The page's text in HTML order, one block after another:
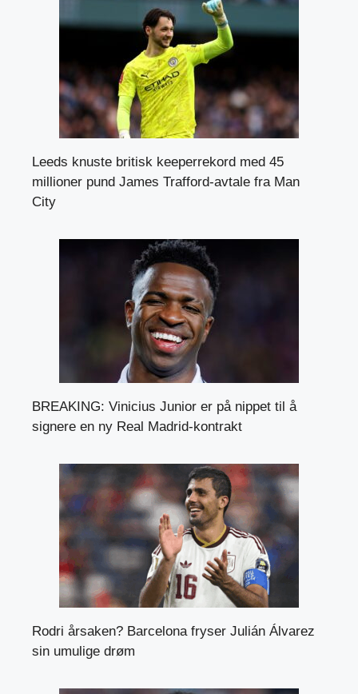
Leeds knuste britisk keeperrekord med 45
millioner pund James Trafford-avtale fra Man
City
BREAKING: Vinicius Junior er på nippet til å
signere en ny Real Madrid-kontrakt
Rodri årsaken? Barcelona fryser Julián Álvarez
sin umulige drøm